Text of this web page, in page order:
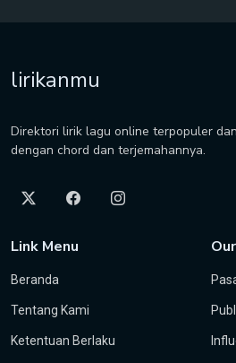
lirikanmu
Direktori lirik lagu online terpopuler
dengan chord dan terjemahannya.
Link Menu
Beranda
Tentang Kami
Ketentuan Berlaku